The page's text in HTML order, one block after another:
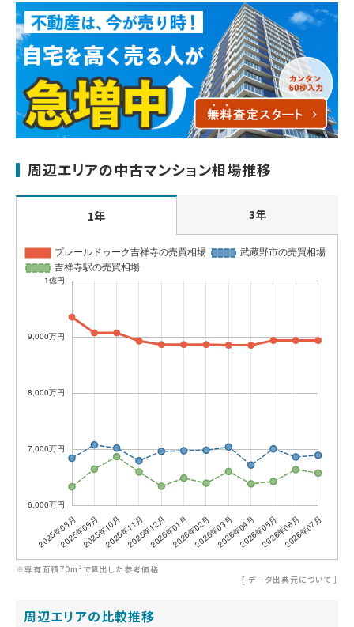
周辺エリアの中古マンション相場推移
1年 3年
※専有面積70m²で算出した参考価格
[ データ出典元について ］
周辺エリアの比較推移